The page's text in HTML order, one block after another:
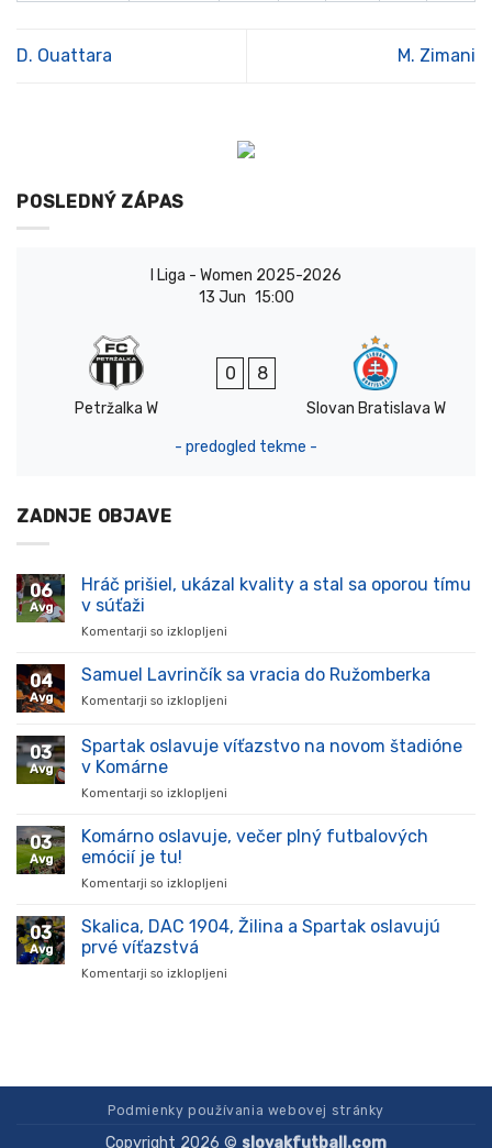
D. Ouattara M. Zimani
POSLEDNÝ ZÁPAS
I Liga - Women 2025-2026
13 Jun 15:00
Petržalka W
0 8
Slovan Bratislava W
- predogled tekme -
ZADNJE OBJAVE
06
Avg
Hráč prišiel, ukázal kvality a stal sa oporou tímu
v súťaži
Komentarji so izklopljeni
prišiel,
stal
súťaži
04
Avg
Samuel Lavrinčík sa vracia do Ružomberka
Komentarji so izklopljeni
Lavrinčík
sa
03
Avg
Spartak oslavuje víťazstvo na novom štadióne
v Komárne
Komentarji so izklopljeni
oslavuje
v
03
Avg
Komárno oslavuje, večer plný futbalových
emócií je tu!
Komentarji so izklopljeni
oslavuje,
03
Avg
Skalica, DAC 1904, Žilina a Spartak oslavujú
prvé víťazstvá
Komentarji so izklopljeni
Spartak
oslavujú
víťazstvá
Podmienky používania webovej stránky
Copyright 2026 © slovakfutball.com